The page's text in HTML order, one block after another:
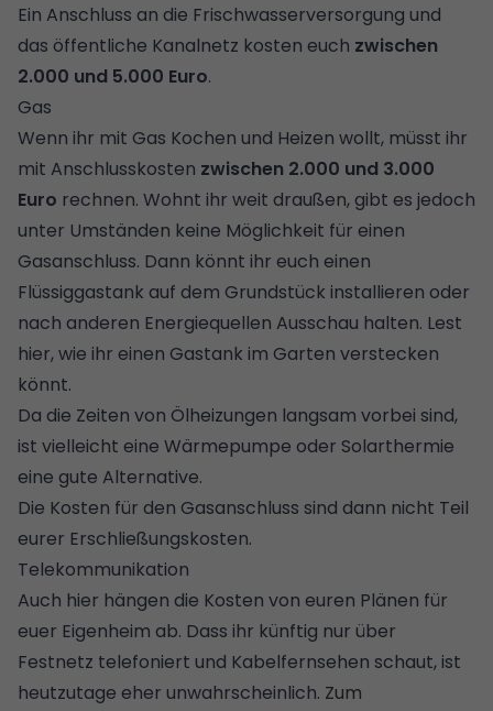
Ein Anschluss an die Frischwasserversorgung und
das öffentliche Kanalnetz kosten euch zwischen
2.000 und 5.000 Euro.
Gas
Wenn ihr mit Gas Kochen und Heizen wollt, müsst ihr
mit Anschlusskosten zwischen 2.000 und 3.000
Euro rechnen. Wohnt ihr weit draußen, gibt es jedoch
unter Umständen keine Möglichkeit für einen
Gasanschluss. Dann könnt ihr euch einen
Flüssiggastank auf dem Grundstück installieren oder
nach anderen Energiequellen Ausschau halten. Lest
hier, wie ihr einen Gastank im Garten verstecken
könnt.
Da die Zeiten von Ölheizungen langsam vorbei sind,
ist vielleicht eine Wärmepumpe oder Solarthermie
eine gute Alternative.
Die Kosten für den Gasanschluss sind dann nicht Teil
eurer Erschließungskosten.
Telekommunikation
Auch hier hängen die Kosten von euren Plänen für
euer Eigenheim ab. Dass ihr künftig nur über
Festnetz telefoniert und Kabelfernsehen schaut, ist
heutzutage eher unwahrscheinlich. Zum